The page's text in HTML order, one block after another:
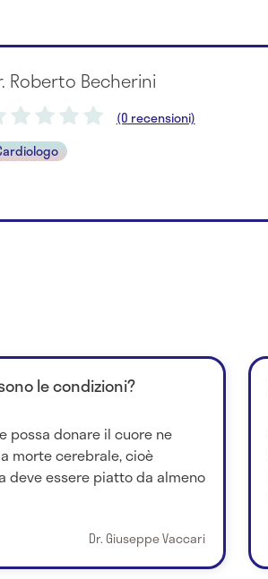
Roberto Becherini
(0 recensioni)
le condizioni?
possa donare il cuore ne
morte cerebrale, cioè
deve essere piatto da almeno
Dr. Giuseppe Vaccari